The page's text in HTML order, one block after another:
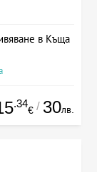
в Къща
.34
€ / 30лв.